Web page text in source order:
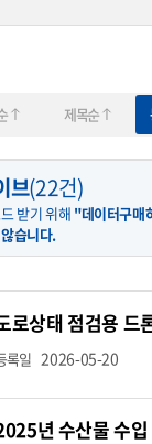
제목순
브(22건)
받기 위해 "데이터구매
습니다.
로상태 점검용 드
록일 2026-05-20
년 수산물 수